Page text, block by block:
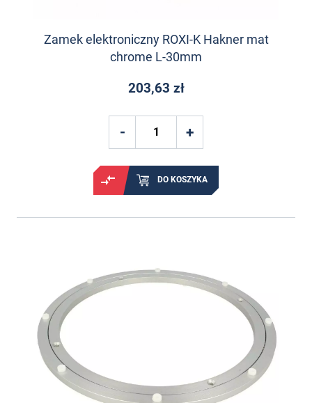
Zamek elektroniczny ROXI-K Hakner mat
chrome L-30mm
203,63 zł
DO KOSZYKA